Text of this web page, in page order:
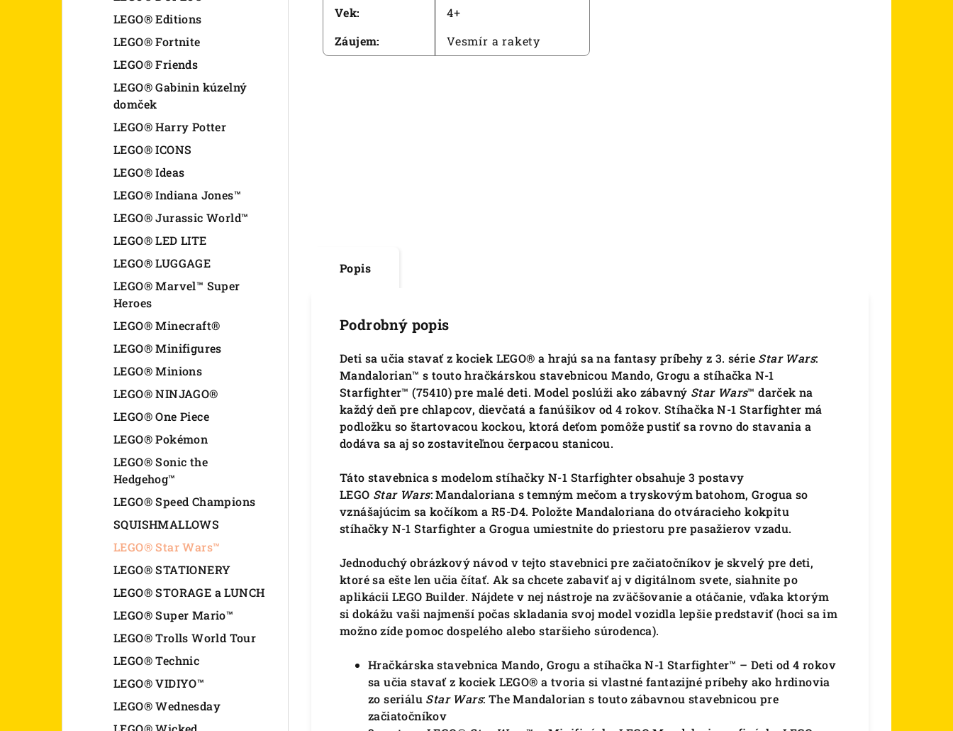
LEGO® Editions
LEGO® Fortnite
LEGO® Friends
LEGO® Gabinin kúzelný
domček
LEGO® Harry Potter
LEGO® ICONS
LEGO® Ideas
LEGO® Indiana Jones™
LEGO® Jurassic World™
LEGO® LED LITE
LEGO® LUGGAGE
LEGO® Marvel™ Super
Heroes
LEGO® Minecraft®
LEGO® Minifigures
LEGO® Minions
LEGO® NINJAGO®
LEGO® One Piece
LEGO® Pokémon
LEGO® Sonic the
Hedgehog™
LEGO® Speed Champions
SQUISHMALLOWS
LEGO® Star Wars™
LEGO® STATIONERY
LEGO® STORAGE a LUNCH
LEGO® Super Mario™
LEGO® Trolls World Tour
LEGO® Technic
LEGO® VIDIYO™
LEGO® Wednesday
Vek:
4+
Záujem: Vesmír a rakety
Popis
Podrobný popis
Deti sa učia stavať z kociek LEGO® a hrajú sa na fantasy príbehy z 3. série Star Wars:
Mandalorian™ s touto hračkárskou stavebnicou Mando, Grogu a stíhačka N-1
Starfighter™ (75410) pre malé deti. Model poslúži ako zábavný Star Wars™ darček na
každý deň pre chlapcov, dievčatá a fanúšikov od 4 rokov. Stíhačka N-1 Starfighter má
podložku so štartovacou kockou, ktorá deťom pomôže pustiť sa rovno do stavania a
dodáva sa aj so zostaviteľnou čerpacou stanicou.
Táto stavebnica s modelom stíhačky N-1 Starfighter obsahuje 3 postavy
LEGO Star Wars: Mandaloriana s temným mečom a tryskovým batohom, Grogua so
vznášajúcim sa kočíkom a R5-D4. Položte Mandaloriana do otváracieho kokpitu
stíhačky N-1 Starfighter a Grogua umiestnite do priestoru pre pasažierov vzadu.
Jednoduchý obrázkový návod v tejto stavebnici pre začiatočníkov je skvelý pre deti,
ktoré sa ešte len učia čítať. Ak sa chcete zabaviť aj v digitálnom svete, siahnite po
aplikácii LEGO Builder. Nájdete v nej nástroje na zväčšovanie a otáčanie, vďaka ktorým
si dokážu vaši najmenší počas skladania svoj model vozidla lepšie predstaviť (hoci sa im
možno zíde pomoc dospelého alebo staršieho súrodenca).
Hračkárska stavebnica Mando, Grogu a stíhačka N-1 Starfighter™ – Deti od 4 rokov
sa učia stavať z kociek LEGO® a tvoria si vlastné fantazijné príbehy ako hrdinovia
zo seriálu Star Wars: The Mandalorian s touto zábavnou stavebnicou pre
začiatočníkov